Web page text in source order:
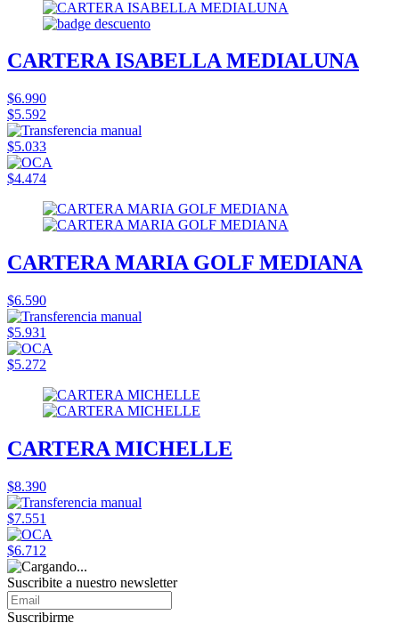
CARTERA ISABELLA MEDIALUNA
$6.990
$5.592
$5.033
$4.474
CARTERA MARIA GOLF MEDIANA
$6.590
$5.931
$5.272
CARTERA MICHELLE
$8.390
$7.551
$6.712
Suscribite a nuestro newsletter
Suscribirme